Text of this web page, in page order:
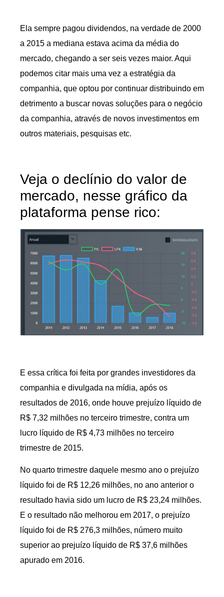
Ela sempre pagou dividendos, na verdade de 2000
a 2015 a mediana estava acima da média do
mercado, chegando a ser seis vezes maior. Aqui
podemos citar mais uma vez a estratégia da
companhia, que optou por continuar distribuindo em
detrimento a buscar novas soluções para o negócio
da companhia, através de novos investimentos em
outros materiais, pesquisas etc.
Veja o declínio do valor de
mercado, nesse gráfico da
plataforma pense rico:
E essa crítica foi feita por grandes investidores da
companhia e divulgada na mídia, após os
resultados de 2016, onde houve prejuízo líquido de
R$ 7,32 milhões no terceiro trimestre, contra um
lucro líquido de R$ 4,73 milhões no terceiro
trimestre de 2015.
No quarto trimestre daquele mesmo ano o prejuízo
líquido foi de R$ 12,26 milhões, no ano anterior o
resultado havia sido um lucro de R$ 23,24 milhões.
E o resultado não melhorou em 2017, o prejuízo
líquido foi de R$ 276,3 milhões, número muito
superior ao prejuízo líquido de R$ 37,6 milhões
apurado em 2016.